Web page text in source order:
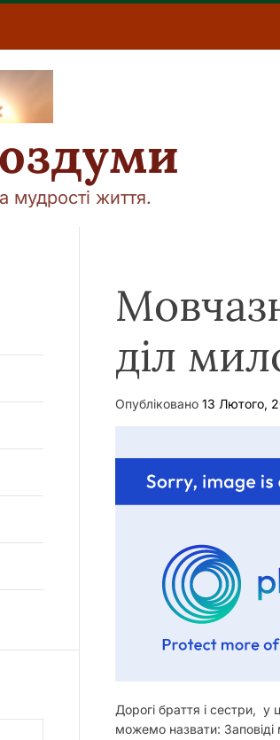
мудрості життя.
діл
Опубліковано 13 Лютого,
Дорогі браття і сестри,
можемо назвати: